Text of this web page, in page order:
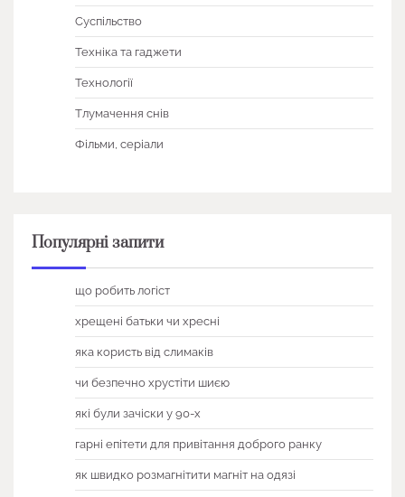
Суспільство
Техніка та гаджети
Технології
Тлумачення снів
Фільми, серіали
Популярні запити
що робить логіст
хрещені батьки чи хресні
яка користь від слимаків
чи безпечно хрустіти шиєю
які були зачіски у 90-х
гарні епітети для привітання доброго ранку
як швидко розмагнітити магніт на одязі